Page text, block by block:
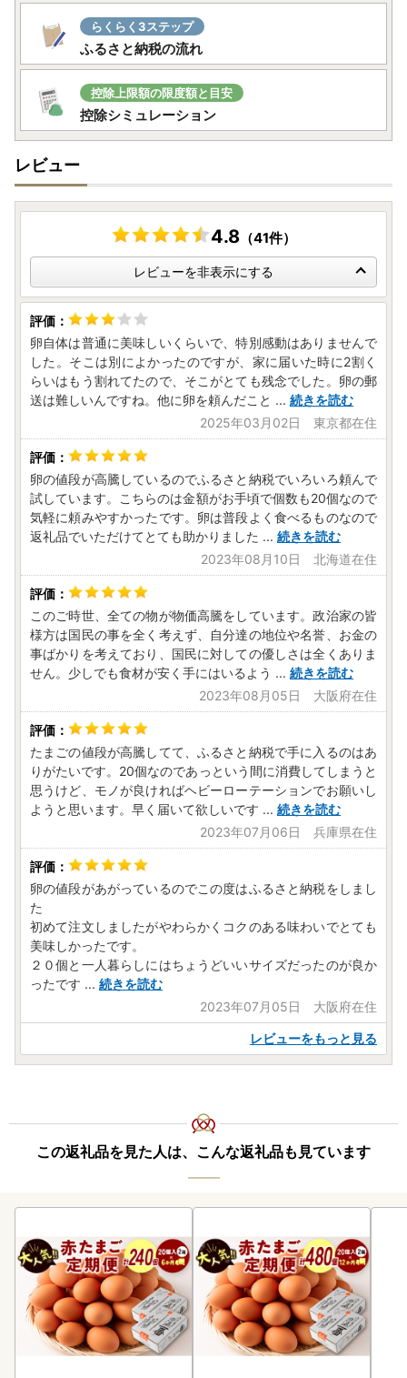
休業期間中にいただいたメールのお問い合わせにつきまして
は1月4日（月）以降順次対応を行います。
回答まで時間がかかることがございますので何卒ご了承くだ
さいませ。
------------------------------------------------
当町では、クロネコヤマトにて返礼品をお届けいたしており
ます。
事前のご連絡なしに転送が生じた場合、
＜転送料金＞は、荷物のお受取人様のご負担となります。
＜再送＞対応もいたしておりませんので、必ず事前のご確認
とご連絡をお願いいたします。
■卵の配送につきまして■
卵の配送に関しましては、［日本郵便］でのお届けとなりま
す。
破損等のご連絡は、以下の［宮崎中央郵便局コールセンタ
ー］までご連絡ください。
-----------------------------------------
【宮崎中央郵便局コールセンター】
（年中無休）09:00~19:00
TEL：0570-083-055
-----------------------------------------
～～～～～～～～～～～～～～～～～～～～～～～～～～～
～～～～～～～～～～～～
■□ 2025（令和7）年寄付分の年末ワンストップ申請書発
送スケジュール ■□
・ワンストップ特例申請書
2026年中の寄附のワンストップ特例申請の手続き期限は20
27年1月10日（土）となります。
2026年12月27日（日）までにご入金いただいた寄附につい
ては、必要書類を年内に発送いたします。
2026年12月28日（月）～12月31日（水）のご入金分は、20
26年1月4日（月）までに発送いたします。
※年末年始は、郵便の発送が遅れる場合がございます。時間
に余裕をもった申請をお願いいたします。
『ふるさと納税総合窓口 ふるまど』 にてオンライン申請を
お願いいたします。
＜申請方法１＞ スマホでオンライン申請（マイナンバーカ
ードをお持ちの方が対象となります）
（STEP１）『申請アプリ「IAM」』をダウンロード
（STEP２）『ふるさと納税総合窓口「ふるまど」』にアク
セスし、アカウント登録
（STEP３）マイナンバーカード作成時にご自身で設定した
暗証番号２種類を入力し、
マイナンバーカードをかざし、完了ボタンを押
す
◇◆ワンストップお問い合わせ先・送付先◇◆
シフトプラス佐賀営業所
TEL：0955-53-8488
〒847-8555 佐賀県唐津市鏡 北牟田4337-1
新富町ふるさと納税ワンストップ受付センター 行
(1)ワンストップ特例申請書
マイナンバーカード(顔写真面）・運転免許証・パスポート
などの顔写真付き公的機関発行の写し
(3)個人番号確認書類
マイナンバーカード(番号記載面)・通知カード・個人番号記
載あり住民票の写し
らくらく3ステップ
ふるさと納税の流れ
控除上限額の限度額と目安
控除シミュレーション
レビュー
4.8（41件）
レビューを非表示にする
卵自体は普通に美味しいくらいで、特別感動はありませんで
した。そこは別によかったのですが、家に届いた時に2割く
らいはもう割れてたので、そこがとても残念でした。卵の郵
送は難しいんですね。他に卵を頼んだこと ... 続きを読む
2025年03月02日 東京都在住
卵の値段が高騰しているのでふるさと納税でいろいろ頼んで
試しています。こちらのは金額がお手頃で個数も20個なので
気軽に頼みやすかったです。卵は普段よく食べるものなので
返礼品でいただけてとても助かりました ... 続きを読む
2023年08月10日 北海道在住
このご時世、全ての物が物価高騰をしています。政治家の皆
様方は国民の事を全く考えず、自分達の地位や名誉、お金の
事ばかりを考えており、国民に対しての優しさは全くありま
せん。少しでも食材が安く手にはいるよう ... 続きを読む
2023年08月05日 大阪府在住
たまごの値段が高騰してて、ふるさと納税で手に入るのはあ
りがたいです。20個なのであっという間に消費してしまうと
思うけど、モノが良ければヘビーローテーションでお願いし
ようと思います。早く届いて欲しいです ... 続きを読む
2023年07月06日 兵庫県在住
卵の値段があがっているのでこの度はふるさと納税をしまし
た
初めて注文しましたがやわらかくコクのある味わいでとても
美味しかったです。
２０個と一人暮らしにはちょうどいいサイズだったのが良か
ったです ... 続きを読む
2023年07月05日 大阪府在住
レビューをもっと見る
この返礼品を見た人は、こんな返礼品も見ています